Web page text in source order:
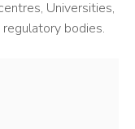
Universities,
bodies.